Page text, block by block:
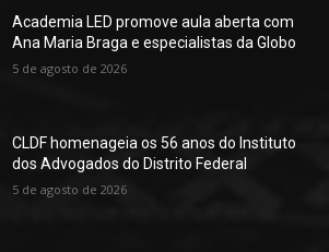
Academia LED promove aula aberta com
Ana Maria Braga e especialistas da Globo
5 de agosto de 2026
CLDF homenageia os 56 anos do Instituto
dos Advogados do Distrito Federal
5 de agosto de 2026